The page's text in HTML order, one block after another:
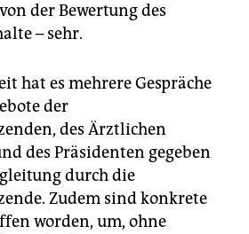
der Bewertung des
– sehr.
hat es mehrere Gespräche
der
des Ärztlichen
des Präsidenten gegeben
durch die
Zudem sind konkrete
worden, um, ohne